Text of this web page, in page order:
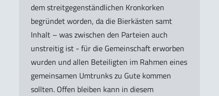
dem streitgegenständlichen Kronkorken
begründet worden, da die Bierkästen samt
Inhalt – was zwischen den Parteien auch
unstreitig ist - für die Gemeinschaft erworben
wurden und allen Beteiligten im Rahmen eines
gemeinsamen Umtrunks zu Gute kommen
sollten. Offen bleiben kann in diesem